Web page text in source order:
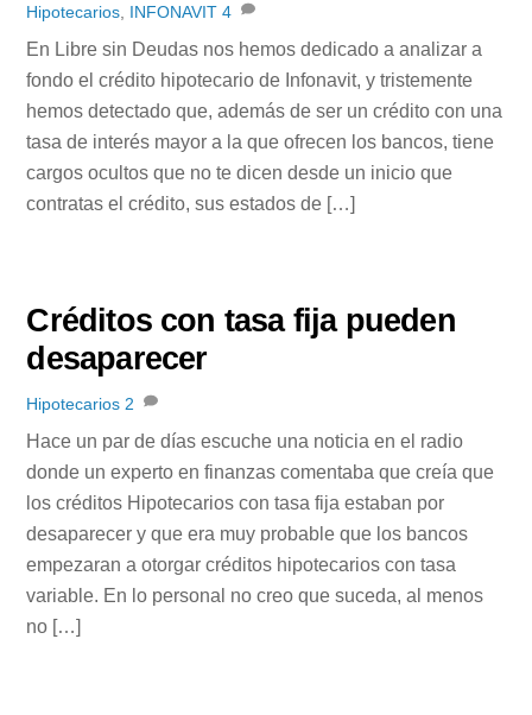
Hipotecarios INFONAVIT 4
En Libre sin Deudas nos hemos dedicado a analizar a
fondo el crédito hipotecario de Infonavit, y tristemente
hemos detectado que, además de ser un crédito con una
tasa de interés mayor a la que ofrecen los bancos, tiene
cargos ocultos que no te dicen desde un inicio que
contratas el crédito, sus estados de […]
Créditos con tasa fija pueden
desaparecer
Hipotecarios 2
Hace un par de días escuche una noticia en el radio
donde un experto en finanzas comentaba que creía que
los créditos Hipotecarios con tasa fija estaban por
desaparecer y que era muy probable que los bancos
empezaran a otorgar créditos hipotecarios con tasa
variable. En lo personal no creo que suceda, al menos
no […]